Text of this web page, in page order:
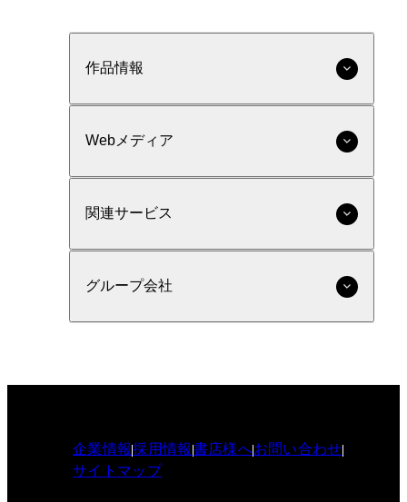
作品情報
Webメディア
関連サービス
グループ会社
企業情報採用情報書店様へお問い合わせ
サイトマップ